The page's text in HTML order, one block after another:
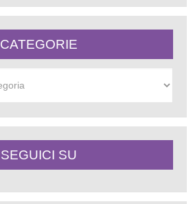
CATEGORIE
SEGUICI SU